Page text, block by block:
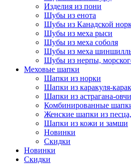
Изделия из пони
Шубы из енота
Шубы из Канадской
Шубы из меха рыси
Шубы из меха соболя
Шубы из меха
Шубы из нерпы,
Меховые шапки
Шапки из норки
Шапки из каракуля-
Шапки из астрагана-
Комбинированные
Женские шапки из
Шапки из кожи и замши
Новинки
Скидки
Новинки
Скидки